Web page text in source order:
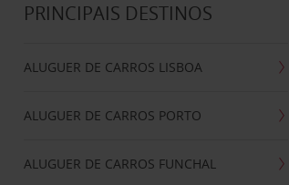
PRINCIPAIS DESTINOS
ALUGUER DE CARROS LISBOA
ALUGUER DE CARROS PORTO
ALUGUER DE CARROS FUNCHAL